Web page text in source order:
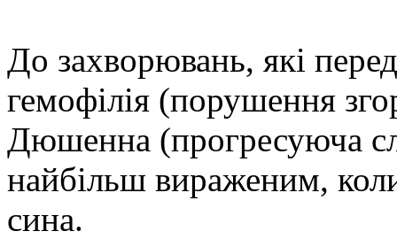
До захворювань, які
гемофілія (порушення
Дюшенна (прогресуюча
найбільш вираженим,
сина.